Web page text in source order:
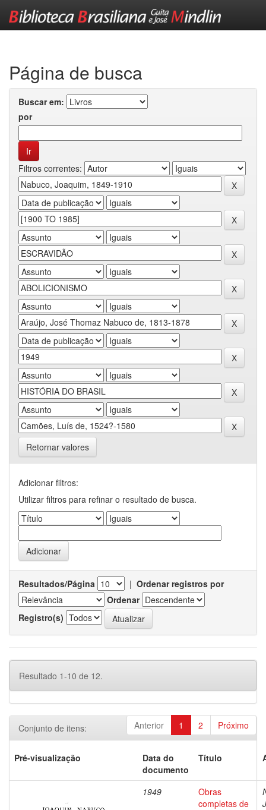
Página de busca
Buscar em:
por
Filtros correntes:
Retornar valores
Adicionar filtros:
Utilizar filtros para refinar o resultado de busca.
Resultados/Página | Ordenar registros por
Ordenar
Registro(s)
Resultado 1-10 de 12.
Anterior 1 2 Próximo
Conjunto de itens:
Pré-visualização
Data do
documento
Título
1949
Obras
completas de